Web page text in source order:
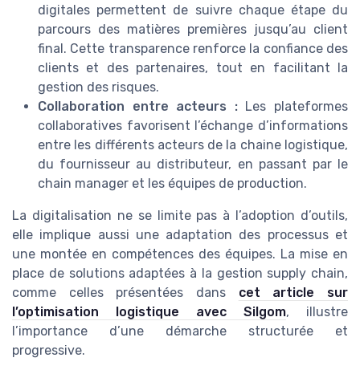
digitales permettent de suivre chaque étape du
parcours des matières premières jusqu’au client
final. Cette transparence renforce la confiance des
clients et des partenaires, tout en facilitant la
gestion des risques.
Collaboration entre acteurs :Les plateformes
collaboratives favorisent l’échange d’informations
entre les différents acteurs de la chaine logistique,
du fournisseur au distributeur, en passant par le
chain manager et les équipes de production.
La digitalisation ne se limite pas à l’adoption d’outils,
elle implique aussi une adaptation des processus et
une montée en compétences des équipes. La mise en
place de solutions adaptées à la gestion supply chain,
comme celles présentées dans cet article sur
l’optimisation logistique avec Silgom, illustre
l’importance d’une démarche structurée et
progressive.